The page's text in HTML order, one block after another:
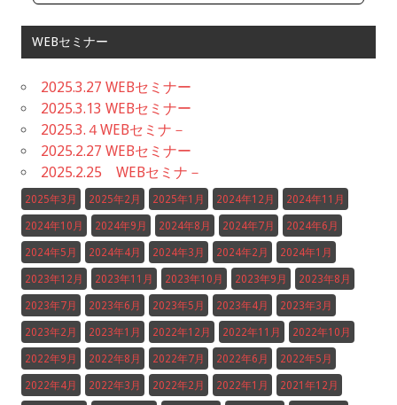
WEBセミナー
2025.3.27 WEBセミナー
2025.3.13 WEBセミナー
2025.3.４WEBセミナ－
2025.2.27 WEBセミナー
2025.2.25 WEBセミナ－
2025年3月 2025年2月 2025年1月 2024年12月 2024年11月
2024年10月 2024年9月 2024年8月 2024年7月 2024年6月
2024年5月 2024年4月 2024年3月 2024年2月 2024年1月
2023年12月 2023年11月 2023年10月 2023年9月 2023年8月
2023年7月 2023年6月 2023年5月 2023年4月 2023年3月
2023年2月 2023年1月 2022年12月 2022年11月 2022年10月
2022年9月 2022年8月 2022年7月 2022年6月 2022年5月
2022年4月 2022年3月 2022年2月 2022年1月 2021年12月